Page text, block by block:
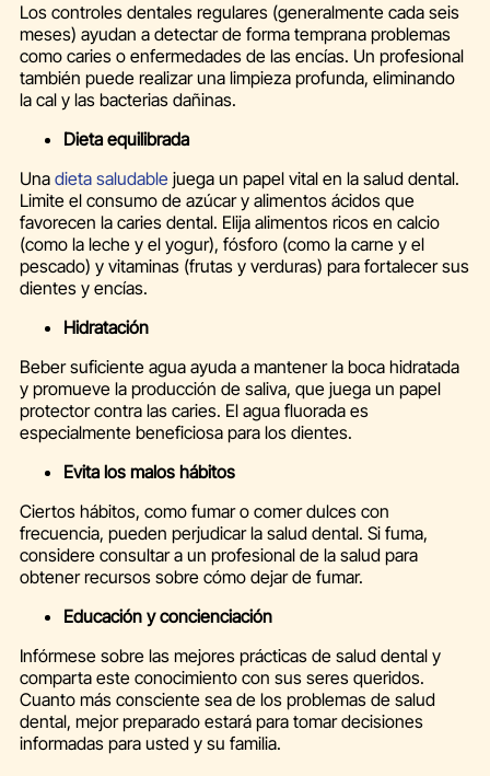
Los controles dentales regulares (generalmente cada seis
meses) ayudan a detectar de forma temprana problemas
como caries o enfermedades de las encías. Un profesional
también puede realizar una limpieza profunda, eliminando
la cal y las bacterias dañinas.
Dieta equilibrada
Una dieta saludable juega un papel vital en la salud dental.
Limite el consumo de azúcar y alimentos ácidos que
favorecen la caries dental. Elija alimentos ricos en calcio
(como la leche y el yogur), fósforo (como la carne y el
pescado) y vitaminas (frutas y verduras) para fortalecer sus
dientes y encías.
Hidratación
Beber suficiente agua ayuda a mantener la boca hidratada
y promueve la producción de saliva, que juega un papel
protector contra las caries. El agua fluorada es
especialmente beneficiosa para los dientes.
Evita los malos hábitos
Ciertos hábitos, como fumar o comer dulces con
frecuencia, pueden perjudicar la salud dental. Si fuma,
considere consultar a un profesional de la salud para
obtener recursos sobre cómo dejar de fumar.
Educación y concienciación
Infórmese sobre las mejores prácticas de salud dental y
comparta este conocimiento con sus seres queridos.
Cuanto más consciente sea de los problemas de salud
dental, mejor preparado estará para tomar decisiones
informadas para usted y su familia.